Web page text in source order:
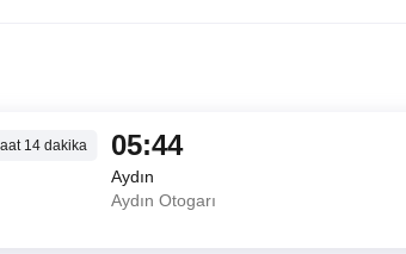
14 dakika 05:44
Aydın
Aydın Otogarı